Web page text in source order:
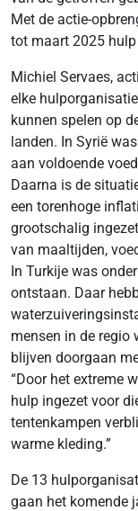
Met de actie-
tot maart 2025 hulp
Michiel Servaes,
elke
kunnen spelen op
landen. In Syrië
aan voldoende
Daarna is de
een torenhoge
grootschalig
van maaltijden,
In Turkije was
ontstaan. Daar
mensen in de regio
blijven doorgaan
“Door het extreme
hulp ingezet voor
tentenkampen
warme kleding.”
De 13
gaan het komende